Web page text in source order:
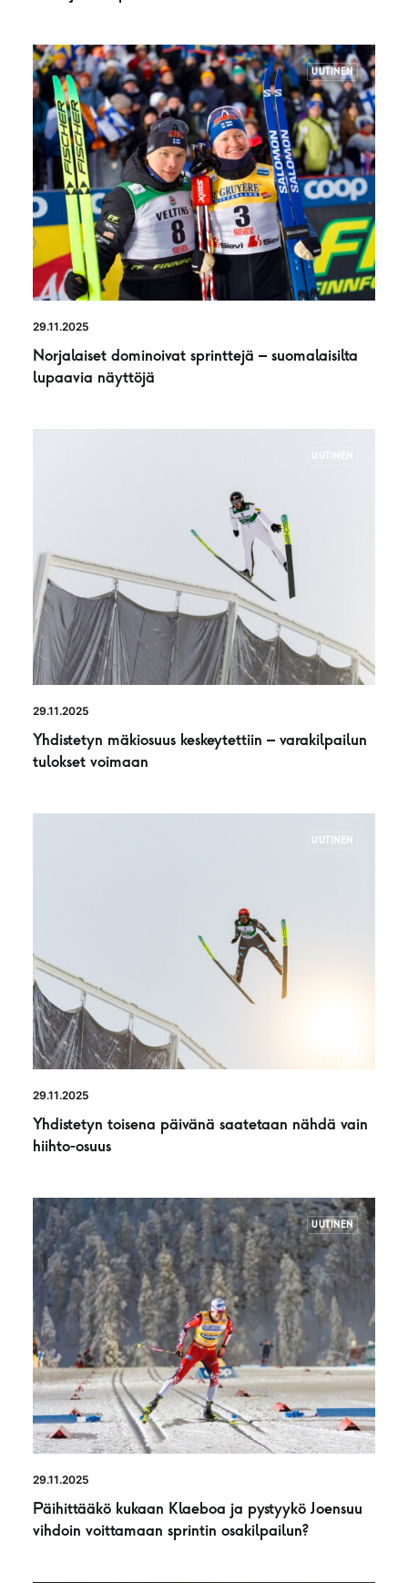
UUTINEN
29.11.2025
Norjalaiset dominoivat sprinttejä – suomalaisilta
lupaavia näyttöjä
UUTINEN
29.11.2025
Yhdistetyn mäkiosuus keskeytettiin – varakilpailun
tulokset voimaan
UUTINEN
29.11.2025
Yhdistetyn toisena päivänä saatetaan nähdä vain
hiihto-osuus
UUTINEN
29.11.2025
Päihittääkö kukaan Klaeboa ja pystyykö Joensuu
vihdoin voittamaan sprintin osakilpailun?